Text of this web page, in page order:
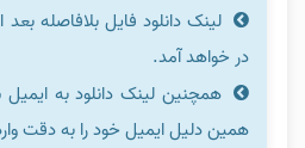
لینک دانلود فایل بلافاصله
در خواهد آمد.
همچنین لینک دانلود به
همین دلیل ایمیل خود را به دقت